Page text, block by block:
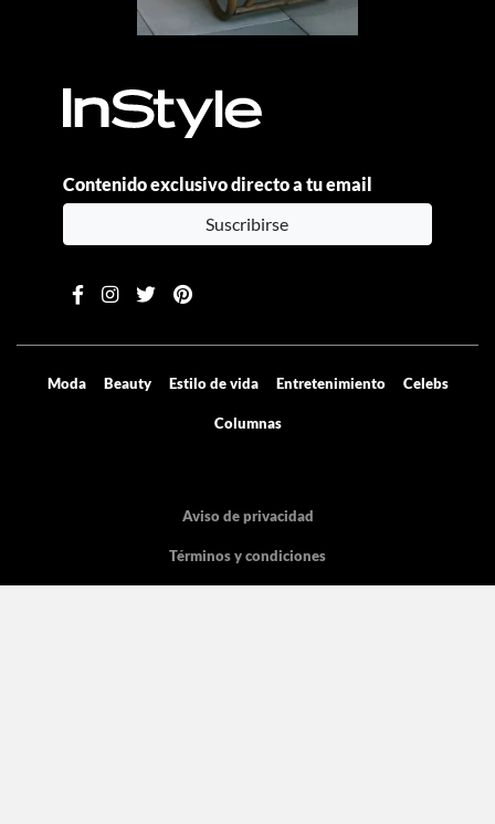
Contenido exclusivo directo a tu email
Suscribirse
Moda Beauty Estilo de vida Entretenimiento Celebs
Columnas
Aviso de privacidad
Términos y condiciones